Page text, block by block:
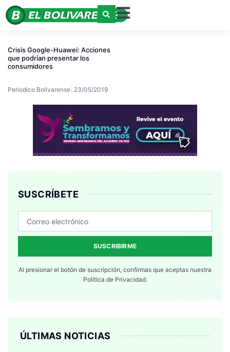
Crisis Google-Huawei: Acciones
que podrían presentar los
consumidores
Periodico Bolivarense 23/05/2019
SUSCRÍBETE
SUSCRIBIRME
Al presionar el botón de suscripción, confirmas que aceptas nuestra
Política de Privacidad.
ÚLTIMAS NOTICIAS